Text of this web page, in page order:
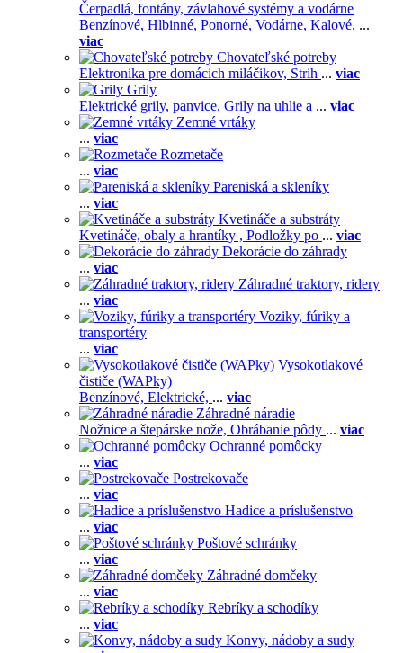
Čerpadlá, fontány, závlahové systémy a vodárne
Benzínové, Hlbinné, Ponorné, Vodárne, Kalové, ...
viac
Chovateľské potreby
Elektronika pre domácich miláčikov, Strih ... viac
Grily
Elektrické grily, panvice, Grily na uhlie a ... viac
Zemné vrtáky
... viac
Rozmetače
... viac
Pareniská a skleníky
... viac
Kvetináče a substráty
Kvetináče, obaly a hrantíky , Podložky po ... viac
Dekorácie do záhrady
... viac
Záhradné traktory, ridery
... viac
Voziky, fúriky a
transportéry
... viac
Vysokotlakové
čističe (WAPky)
Benzínové, Elektrické, ... viac
Záhradné náradie
Nožnice a štepárske nože, Obrábanie pôdy ... viac
Ochranné pomôcky
... viac
Postrekovače
... viac
Hadice a príslušenstvo
... viac
Poštové schránky
... viac
Záhradné domčeky
... viac
Rebríky a schodíky
... viac
Konvy, nádoby a sudy